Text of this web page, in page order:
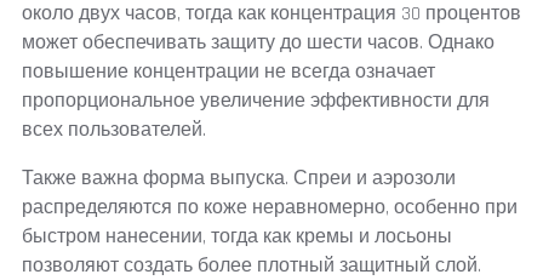
около двух часов, тогда как концентрация 30 процентов
может обеспечивать защиту до шести часов. Однако
повышение концентрации не всегда означает
пропорциональное увеличение эффективности для
всех пользователей.
Также важна форма выпуска. Спреи и аэрозоли
распределяются по коже неравномерно, особенно при
быстром нанесении, тогда как кремы и лосьоны
позволяют создать более плотный защитный слой.